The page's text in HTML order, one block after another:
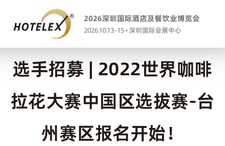
2026深圳国际酒店及餐饮业博览会
2026.10.13-15 • 深圳国际会展中心
选手招募 | 2022世界咖啡
拉花大赛中国区选拔赛-台
州赛区报名开始！